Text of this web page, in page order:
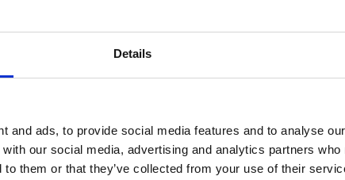
Details
and ads, to provide social media features and to analyse
our social media, advertising and analytics partners
to them or that they’ve collected from your use of their
ser
Ønsker en